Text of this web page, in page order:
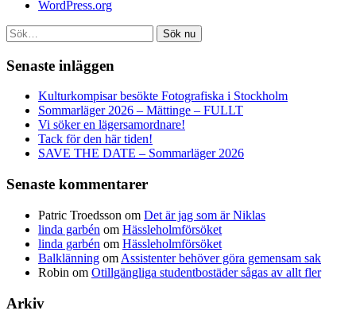
WordPress.org
Sök nu
Senaste inläggen
Kulturkompisar besökte Fotografiska i Stockholm
Sommarläger 2026 – Mättinge – FULLT
Vi söker en lägersamordnare!
Tack för den här tiden!
SAVE THE DATE – Sommarläger 2026
Senaste kommentarer
Patric Troedsson om Det är jag som är Niklas
linda garbén om Hässleholmförsöket
linda garbén om Hässleholmförsöket
Balklänning om Assistenter behöver göra gemensam sak
Robin om Otillgängliga studentbostäder sågas av allt fler
Arkiv